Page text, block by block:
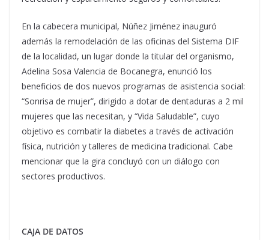
En la cabecera municipal, Núñez Jiménez inauguró
además la remodelación de las oficinas del Sistema DIF
de la localidad, un lugar donde la titular del organismo,
Adelina Sosa Valencia de Bocanegra, enunció los
beneficios de dos nuevos programas de asistencia social:
“Sonrisa de mujer”, dirigido a dotar de dentaduras a 2 mil
mujeres que las necesitan, y “Vida Saludable”, cuyo
objetivo es combatir la diabetes a través de activación
física, nutrición y talleres de medicina tradicional. Cabe
mencionar que la gira concluyó con un diálogo con
sectores productivos.
CAJA DE DATOS